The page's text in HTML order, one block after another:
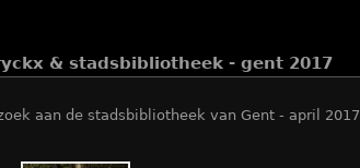
& stadsbibliotheek - gent 2017
aan de stadsbibliotheek van Gent - april 2017